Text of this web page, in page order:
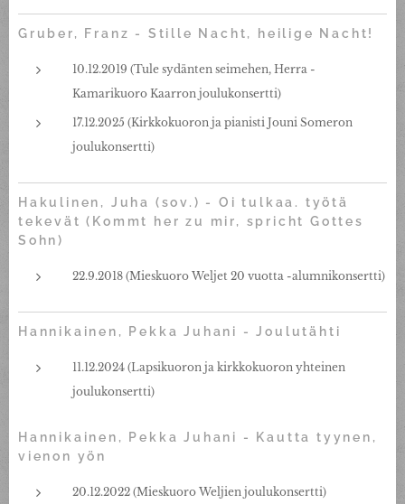
Gruber, Franz - Stille Nacht, heilige Nacht!
10.12.2019 (Tule sydänten seimehen, Herra -
Kamarikuoro Kaarron joulukonsertti)
17.12.2025 (Kirkkokuoron ja pianisti Jouni Someron
joulukonsertti)
Hakulinen, Juha (sov.) - Oi tulkaa. työtä
tekevät (Kommt her zu mir, spricht Gottes
Sohn)
22.9.2018 (Mieskuoro Weljet 20 vuotta -alumnikonsertti)
Hannikainen, Pekka Juhani - Joulutähti
11.12.2024 (Lapsikuoron ja kirkkokuoron yhteinen
joulukonsertti)
Hannikainen, Pekka Juhani - Kautta tyynen,
vienon yön
20.12.2022 (Mieskuoro Weljien joulukonsertti)